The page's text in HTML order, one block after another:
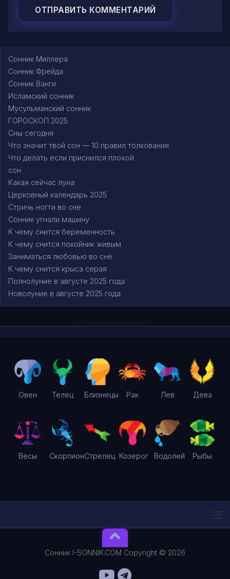
Сонник Миллера
Сонник Фрейда
Сонник Ванги
Исламский сонник
Мусульманский сонник
ГОРОСКОП 2025
Сны сегодня
Что значит твой сон — 10 правил толкования
Что делать если приснился плохой
сон
Какая сейчас луна
Церковный календарь 2025
Стричь ногти во сне
Сонник угнали машину
К чему снится беременность
К чему снится покойник живым
Заниматься любовью во сне
К чему снится крыса серая
Полнолуние в августе 2025 года
Новолуние в августе 2025 года
Овен Телец Близнецы Рак Лев Дева
Весы СкорпионСтрелец Козерог Водолей Рыбы
Сонник I-SONNIK.COM Copyright © 2026